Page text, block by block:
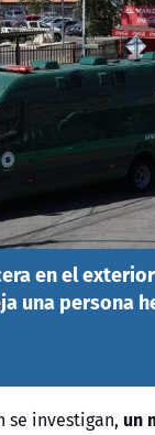
en el
una persona
se investigan, un